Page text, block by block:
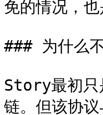
免的情况，
### 为什么
Story最初只
链。但该协